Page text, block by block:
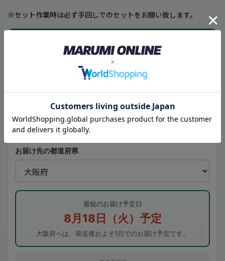
※セット作業時は必ず手回しでのセットをお願い致します。
本日の受付は終了しました
次回営業日の受付となります
お届け先の都道府県
最短のお届け予定日
8月18日（火）予定
大阪府へは、発送後およそ1日でのお届け予定です。